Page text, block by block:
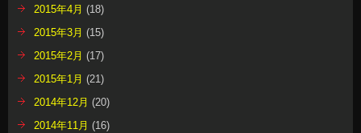
2015年4月 (18)
2015年3月 (15)
2015年2月 (17)
2015年1月 (21)
2014年12月 (20)
2014年11月 (16)